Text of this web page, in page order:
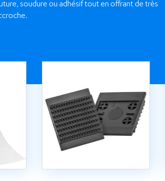
soudure ou adhésif tout en offrant de très